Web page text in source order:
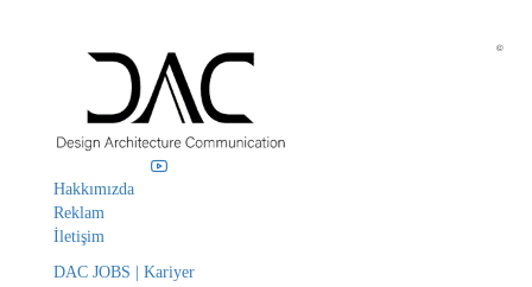
Hakkımızda
Reklam
İletişim
DAC JOBS | Kariyer
©